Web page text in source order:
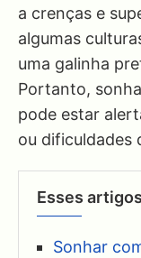
a crenças e
algumas
uma galinha
Portanto,
pode estar
ou dificuldades
Esses
Sonhar